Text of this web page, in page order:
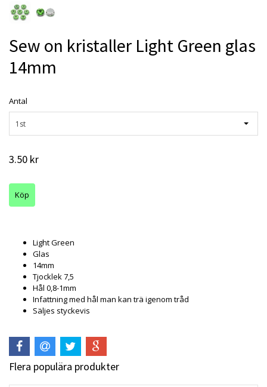
Sew on kristaller Light Green glas
14mm
Antal
1st
3.50 kr
Light Green
Glas
14mm
Tjocklek 7,5
Hål 0,8-1mm
Infattning med hål man kan trä igenom tråd
Säljes styckevis
Flera populära produkter